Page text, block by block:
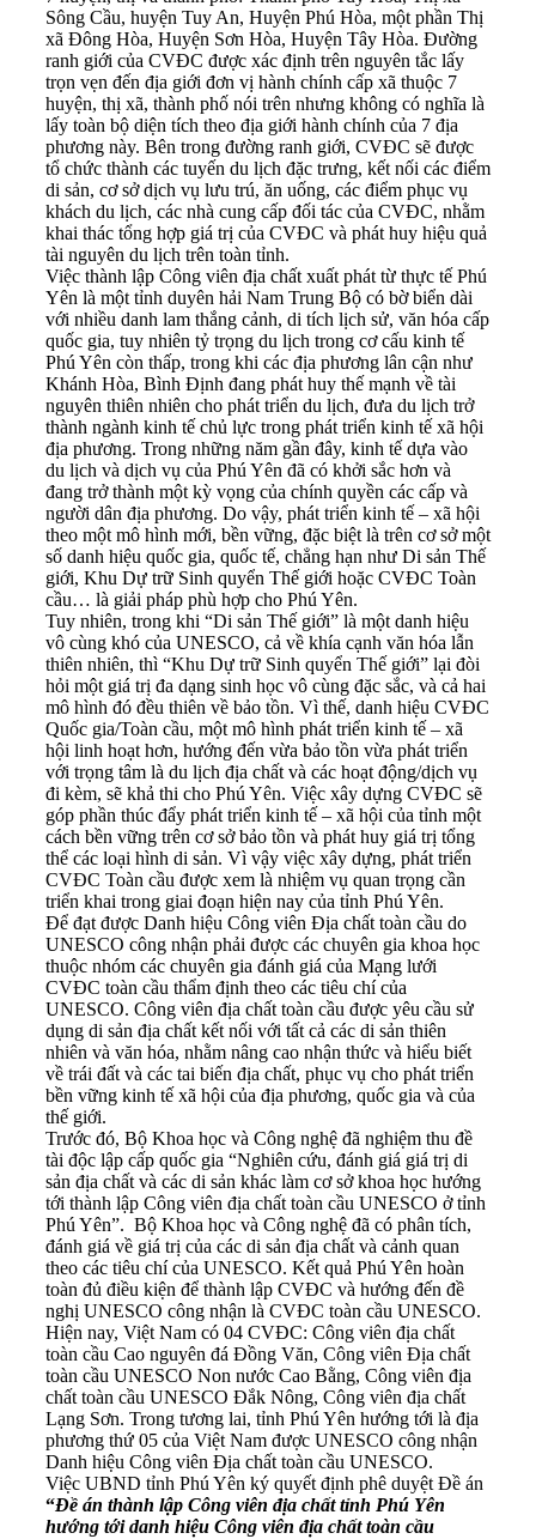
Sông Cầu, huyện Tuy An, Huyện Phú Hòa, một phần Thị
xã Đông Hòa, Huyện Sơn Hòa, Huyện Tây Hòa. Đường
ranh giới của CVĐC được xác định trên nguyên tắc lấy
trọn vẹn đến địa giới đơn vị hành chính cấp xã thuộc 7
huyện, thị xã, thành phố nói trên nhưng không có nghĩa là
lấy toàn bộ diện tích theo địa giới hành chính của 7 địa
phương này. Bên trong đường ranh giới, CVĐC sẽ được
tổ chức thành các tuyến du lịch đặc trưng, kết nối các điểm
di sản, cơ sở dịch vụ lưu trú, ăn uống, các điểm phục vụ
khách du lịch, các nhà cung cấp đối tác của CVĐC, nhằm
khai thác tổng hợp giá trị của CVĐC và phát huy hiệu quả
tài nguyên du lịch trên toàn tỉnh.
Việc thành lập Công viên địa chất xuất phát từ thực tế Phú
Yên là một tỉnh duyên hải Nam Trung Bộ có bờ biển dài
với nhiều danh lam thắng cảnh, di tích lịch sử, văn hóa cấp
quốc gia, tuy nhiên tỷ trọng du lịch trong cơ cấu kinh tế
Phú Yên còn thấp, trong khi các địa phương lân cận như
Khánh Hòa, Bình Định đang phát huy thế mạnh về tài
nguyên thiên nhiên cho phát triển du lịch, đưa du lịch trở
thành ngành kinh tế chủ lực trong phát triển kinh tế xã hội
địa phương. Trong những năm gần đây, kinh tế dựa vào
du lịch và dịch vụ của Phú Yên đã có khởi sắc hơn và
đang trở thành một kỳ vọng của chính quyền các cấp và
người dân địa phương. Do vậy, phát triển kinh tế – xã hội
theo một mô hình mới, bền vững, đặc biệt là trên cơ sở một
số danh hiệu quốc gia, quốc tế, chẳng hạn như Di sản Thế
giới, Khu Dự trữ Sinh quyển Thế giới hoặc CVĐC Toàn
cầu… là giải pháp phù hợp cho Phú Yên.
Tuy nhiên, trong khi “Di sản Thế giới” là một danh hiệu
vô cùng khó của UNESCO, cả về khía cạnh văn hóa lẫn
thiên nhiên, thì “Khu Dự trữ Sinh quyển Thế giới” lại đòi
hỏi một giá trị đa dạng sinh học vô cùng đặc sắc, và cả hai
mô hình đó đều thiên về bảo tồn. Vì thế, danh hiệu CVĐC
Quốc gia/Toàn cầu, một mô hình phát triển kinh tế – xã
hội linh hoạt hơn, hướng đến vừa bảo tồn vừa phát triển
với trọng tâm là du lịch địa chất và các hoạt động/dịch vụ
đi kèm, sẽ khả thi cho Phú Yên. Việc xây dựng CVĐC sẽ
góp phần thúc đẩy phát triển kinh tế – xã hội của tỉnh một
cách bền vững trên cơ sở bảo tồn và phát huy giá trị tổng
thể các loại hình di sản. Vì vậy việc xây dựng, phát triển
CVĐC Toàn cầu được xem là nhiệm vụ quan trọng cần
triển khai trong giai đoạn hiện nay của tỉnh Phú Yên.
Để đạt được Danh hiệu Công viên Địa chất toàn cầu do
UNESCO công nhận phải được các chuyên gia khoa học
thuộc nhóm các chuyên gia đánh giá của Mạng lưới
CVĐC toàn cầu thẩm định theo các tiêu chí của
UNESCO. Công viên địa chất toàn cầu được yêu cầu sử
dụng di sản địa chất kết nối với tất cả các di sản thiên
nhiên và văn hóa, nhằm nâng cao nhận thức và hiểu biết
về trái đất và các tai biến địa chất, phục vụ cho phát triển
bền vững kinh tế xã hội của địa phương, quốc gia và của
thế giới.
Trước đó, Bộ Khoa học và Công nghệ đã nghiệm thu đề
tài độc lập cấp quốc gia “Nghiên cứu, đánh giá giá trị di
sản địa chất và các di sản khác làm cơ sở khoa học hướng
tới thành lập Công viên địa chất toàn cầu UNESCO ở tỉnh
Phú Yên”. Bộ Khoa học và Công nghệ đã có phân tích,
đánh giá về giá trị của các di sản địa chất và cảnh quan
theo các tiêu chí của UNESCO. Kết quả Phú Yên hoàn
toàn đủ điều kiện để thành lập CVĐC và hướng đến đề
nghị UNESCO công nhận là CVĐC toàn cầu UNESCO.
Hiện nay, Việt Nam có 04 CVĐC: Công viên địa chất
toàn cầu Cao nguyên đá Đồng Văn, Công viên Địa chất
toàn cầu UNESCO Non nước Cao Bằng, Công viên địa
chất toàn cầu UNESCO Đắk Nông, Công viên địa chất
Lạng Sơn. Trong tương lai, tỉnh Phú Yên hướng tới là địa
phương thứ 05 của Việt Nam được UNESCO công nhận
Danh hiệu Công viên Địa chất toàn cầu UNESCO.
Việc UBND tỉnh Phú Yên ký quyết định phê duyệt Đề án
“Đề án thành lập Công viên địa chất tỉnh Phú Yên
hướng tới danh hiệu Công viên địa chất toàn cầu